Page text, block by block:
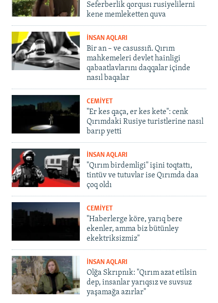
Seferberlik qorqusı rusiyelilerni
kene memleketten quva
İNSAN AQLARI
Bir an – ve casussıñ. Qırım
mahkemeleri devlet hainligi
qabaatlavlarını daqqalar içinde
nasıl baqalar
CEMİYET
"Er kes qaça, er kes kete": cenk
Qırımdaki Rusiye turistlerine nasıl
barıp yetti
İNSAN AQLARI
"Qırım birdemligi" işini toqtattı,
tintüv ve tutuvlar ise Qırımda daa
çoq oldı
CEMİYET
"Haberlerge köre, yarıq bere
ekenler, amma biz bütünley
ekektriksizmiz"
İNSAN AQLARI
Olğa Skrıpnık: "Qırım azat etilsin
dep, insanlar yarıqsız ve suvsuz
yaşamağa azırlar"